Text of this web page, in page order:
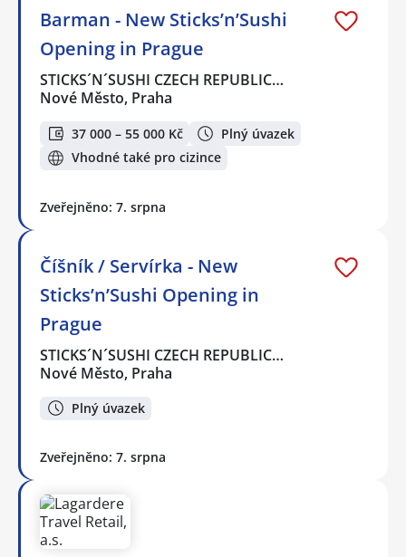
Barman - New Sticks’n’Sushi
Opening in Prague
STICKS´N´SUSHI CZECH REPUBLIC…
Nové Město, Praha
37 000 – 55 000 Kč
Plný úvazek
Vhodné také pro cizince
Zveřejněno: 7. srpna
Číšník / Servírka - New
Sticks’n’Sushi Opening in
Prague
STICKS´N´SUSHI CZECH REPUBLIC…
Nové Město, Praha
Plný úvazek
Zveřejněno: 7. srpna